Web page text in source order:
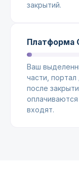
закрытий.
Платформа
Ваш
части,
после
входят.